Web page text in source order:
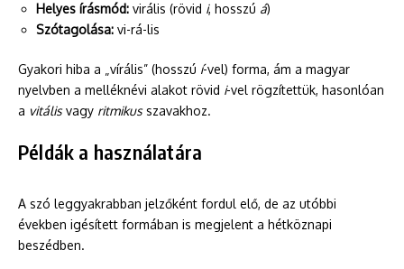
Helyes írásmód: virális (rövid i, hosszú á)
Szótagolása: vi-rá-lis
Gyakori hiba a „vírális” (hosszú í-vel) forma, ám a magyar
nyelvben a melléknévi alakot rövid i-vel rögzítettük, hasonlóan
a vitálisvagy ritmikusszavakhoz.
Példák a használatára
A szó leggyakrabban jelzőként fordul elő, de az utóbbi
években igésített formában is megjelent a hétköznapi
beszédben.